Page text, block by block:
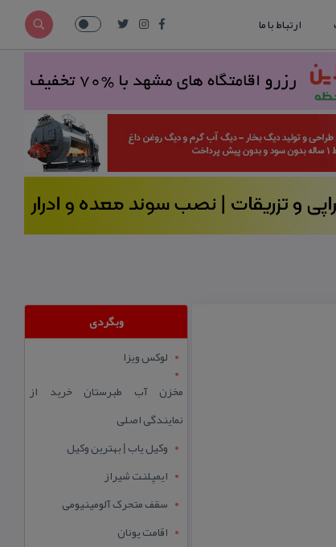
ارتباط با ما
وبگردی
لوکس ویزا
مخزن آب طبرستان خرید از
نمایندگی اصلی
وکیل یاب | بهترین وکیل
ایمپلنت شیراز
سقف متحرک آلومینیومی
اقامت یونان